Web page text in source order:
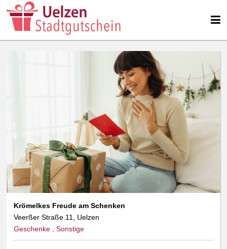
Krömelkes Freude am Schenken
Veerßer Straße 11, Uelzen
Geschenke , Sonstige